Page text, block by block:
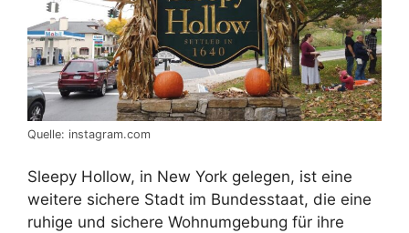
Quelle: instagram.com
Sleepy Hollow, in New York gelegen, ist eine
weitere sichere Stadt im Bundesstaat, die eine
ruhige und sichere Wohnumgebung für ihre